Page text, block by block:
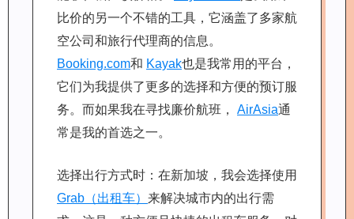
比价的另一个不错的工具，它涵盖了多家航
空公司和旅行代理商的信息。
Booking.com和 Kayak也是我常用的平台，
它们为我提供了更多的选择和方便的预订服
务。而如果我在寻找廉价航班， AirAsia通
常是我的首选之一。
选择出行方式时：在新加坡，我会选择使用
Grab（出租车） 来解决城市内的出行需